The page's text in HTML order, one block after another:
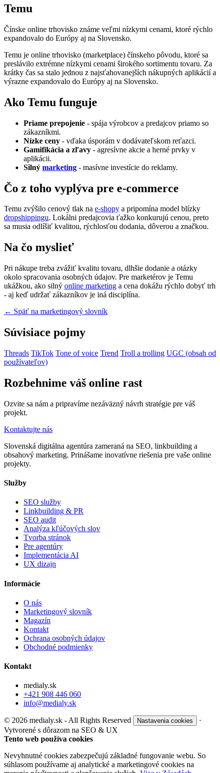
Temu
Čínske online trhovisko známe veľmi nízkymi cenami, ktoré rýchlo
expandovalo do Európy aj na Slovensko.
Temu je online trhovisko (marketplace) čínskeho pôvodu, ktoré sa
preslávilo extrémne nízkymi cenami širokého sortimentu tovaru. Za
krátky čas sa stalo jednou z najsťahovanejších nákupných aplikácií a
výrazne expandovalo do Európy aj na Slovensko.
Ako Temu funguje
Priame prepojenie - spája výrobcov a predajcov priamo so
zákazníkmi.
Nízke ceny - vďaka úsporám v dodávateľskom reťazci.
Gamifikácia a zľavy - agresívne akcie a herné prvky v
aplikácii.
Silný marketing - masívne investície do reklamy.
Čo z toho vyplýva pre e-commerce
Temu zvýšilo cenový tlak na e-shopy a pripomína model blízky
dropshippingu. Lokálni predajcovia ťažko konkurujú cenou, preto
sa musia odlíšiť kvalitou, rýchlosťou dodania, dôverou a značkou.
Na čo myslieť
Pri nákupe treba zvážiť kvalitu tovaru, dlhšie dodanie a otázky
okolo spracovania osobných údajov. Pre marketérov je Temu
ukážkou, ako silný online marketing a cena dokážu rýchlo dobyť trh
- aj keď udržať zákazníkov je iná disciplína.
← Späť na marketingový slovník
Súvisiace pojmy
Threads TikTok Tone of voice Trend Troll a trolling UGC (obsah od
používateľov)
Rozbehnime váš online rast
Ozvite sa nám a pripravíme nezáväzný návrh stratégie pre váš
projekt.
Kontaktujte nás
Slovenská digitálna agentúra zameraná na SEO, linkbuilding a
obsahový marketing. Prinášame inovatívne riešenia pre vaše online
projekty.
Služby
SEO služby
Linkbuilding & PR
SEO audit
Analýza kľúčových slov
Tvorba stránok
Pre agentúry
Implementácia AI
UX dizajn
Informácie
O nás
Marketingový slovník
Magazín
Kontakt
Ochrana osobných údajov
Obchodné podmienky
Kontakt
medialy.sk
+421 908 446 060
info@medialy.sk
© 2026 medialy.sk - All Rights Reserved Nastavenia cookies
·
Vytvorené s dôrazom na SEO & UX
Tento web používa cookies
Nevyhnutné cookies zabezpečujú základné fungovanie webu. So
súhlasom používame aj analytické a marketingové cookies na